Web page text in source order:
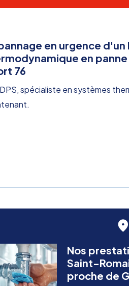
en urgence
en
76
spécialiste en systèmes
Nos
Saint-
proche de